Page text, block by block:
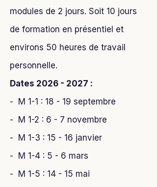
modules de 2 jours. Soit 10 jours
de formation en présentiel et
environs 50 heures de travail
personnelle.
Dates 2026 - 2027 :
- M 1-1 : 18 - 19 septembre
- M 1-2 : 6 - 7 novembre
- M 1-3 : 15 - 16 janvier
- M 1-4 : 5 - 6 mars
- M 1-5 : 14 - 15 mai